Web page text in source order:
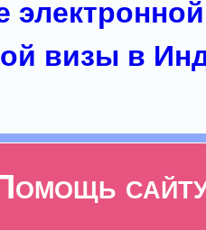
визы в